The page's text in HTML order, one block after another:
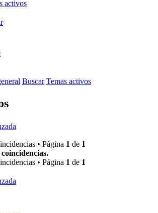
activos
Buscar Temas activos
• Página 1 de 1
• Página 1 de 1